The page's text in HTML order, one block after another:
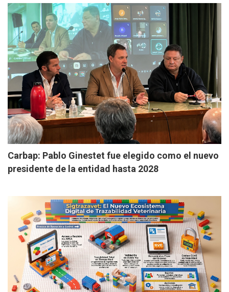
Carbap: Pablo Ginestet fue elegido como el nuevo
presidente de la entidad hasta 2028